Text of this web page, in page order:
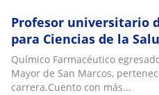
Profesor universitario
para Ciencias de la
Química, Biología,
Microbiología)
Químico Farmacéutico
Mayor de San Marcos,
carrera.Cuento con más...